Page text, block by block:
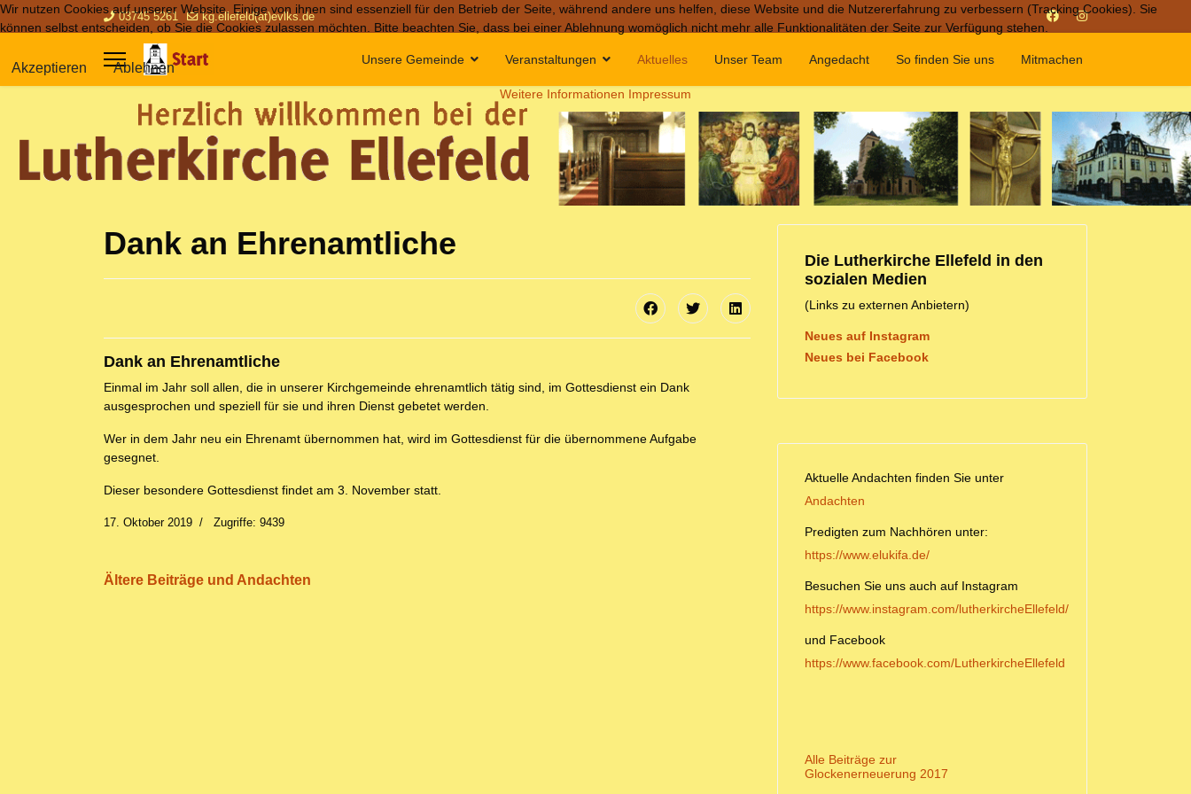
03745 5261 kg.ellefeld(at)evlks.de
Unsere Gemeinde Veranstaltungen Aktuelles Unser Team Angedacht So finden Sie uns Mitmachen
Dank an Ehrenamtliche
Dank an Ehrenamtliche
Einmal im Jahr soll allen, die in unserer Kirchgemeinde ehrenamtlich tätig sind, im Gottesdienst ein Dank
ausgesprochen und speziell für sie und ihren Dienst gebetet werden.
Wer in dem Jahr neu ein Ehrenamt übernommen hat, wird im Gottesdienst für die übernommene Aufgabe
gesegnet.
Dieser besondere Gottesdienst findet am 3. November statt.
17. Oktober 2019 Zugriffe: 9439
Ältere Beiträge und Andachten
Die Lutherkirche Ellefeld in den
sozialen Medien
(Links zu externen Anbietern)
Neues auf Instagram
Neues bei Facebook
Aktuelle Andachten finden Sie unter
Andachten
Predigten zum Nachhören unter:
https://www.elukifa.de/
Besuchen Sie uns auch auf Instagram
https://www.instagram.com/lutherkircheEllefeld/
und Facebook
https://www.facebook.com/LutherkircheEllefeld
Alle Beiträge zur
Glockenerneuerung 2017
Wir nutzen Cookies auf unserer Website. Einige von ihnen sind essenziell für den Betrieb der Seite, während andere uns helfen, diese Website und die Nutzererfahrung zu verbessern (Tracking Cookies). Sie
können selbst entscheiden, ob Sie die Cookies zulassen möchten. Bitte beachten Sie, dass bei einer Ablehnung womöglich nicht mehr alle Funktionalitäten der Seite zur Verfügung stehen.
Akzeptieren Ablehnen
Weitere Informationen Impressum